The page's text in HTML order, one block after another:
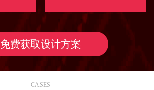
免费获取设计方案
CASES